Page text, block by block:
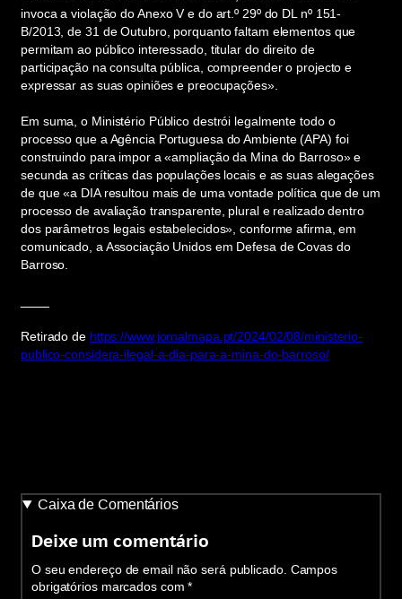
invoca a violação do Anexo V e do art.º 29º do DL nº 151-
B/2013, de 31 de Outubro, porquanto faltam elementos que
permitam ao público interessado, titular do direito de
participação na consulta pública, compreender o projecto e
expressar as suas opiniões e preocupações».
Em suma, o Ministério Público destrói legalmente todo o
processo que a Agência Portuguesa do Ambiente (APA) foi
construindo para impor a «ampliação da Mina do Barroso» e
secunda as críticas das populações locais e as suas alegações
de que «a DIA resultou mais de uma vontade política que de um
processo de avaliação transparente, plural e realizado dentro
dos parâmetros legais estabelecidos», conforme afirma, em
comunicado, a Associação Unidos em Defesa de Covas do
Barroso.
Retirado de https://www.jornalmapa.pt/2024/02/08/ministerio-
publico-considera-ilegal-a-dia-para-a-mina-do-barroso/
Caixa de Comentários
Deixe um comentário
O seu endereço de email não será publicado. Campos
obrigatórios marcados com*